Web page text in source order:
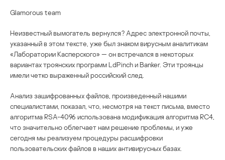
Glamorous team
Неизвестный вымогатель вернулся? Адрес электронной почты,
указанный в этом тексте, уже был знаком вирусным аналитикам
«Лаборатории Касперского» — он встречался в некоторых
вариантах троянских программ LdPinch и Banker. Эти троянцы
имели четко выраженный российский след.
Анализ зашифрованных файлов, произведенный нашими
специалистами, показал, что, несмотря на текст письма, вместо
алгоритма RSA-4096 использована модификация алгоритма RC4,
что значительно облегчает нам решение проблемы, и уже
сегодня мы реализуем процедуры расшифровки
пользовательских файлов в наших антивирусных базах.